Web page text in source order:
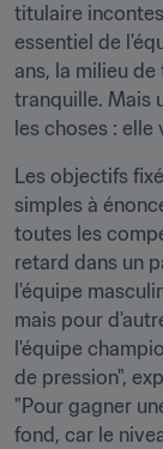
titulaire
essentiel de
ans, la milieu
tranquille. Mais
les choses :
Les objectifs
simples à
toutes les
retard dans un
l'équipe
mais pour
l'équipe
de pression",
"Pour gagner
fond, car le